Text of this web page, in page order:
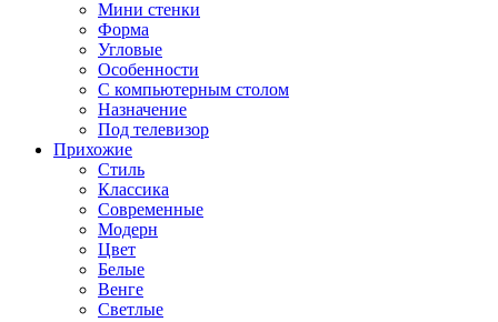
Мини стенки
Форма
Угловые
Особенности
С компьютерным столом
Назначение
Под телевизор
Прихожие
Стиль
Классика
Современные
Модерн
Цвет
Белые
Венге
Светлые